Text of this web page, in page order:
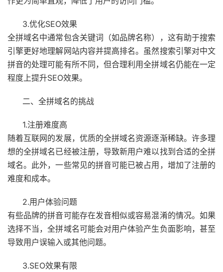
3.优化SEO效果
全拼域名中通常包含关键词（如品牌名称），这有助于搜索
引擎更好地理解网站内容并提高排名。虽然搜索引擎对中文
拼音的处理可能有所不同，但合理利用全拼域名仍能在一定
程度上提升SEO效果。
二、全拼域名的挑战
1.注册难度高
随着互联网的发展，优质的全拼域名资源逐渐稀缺。许多理
想的全拼域名已经被注册，导致新用户难以找到合适的全拼
域名。此外，一些常见的拼音可能已被占用，增加了注册的
难度和成本。
2.用户体验问题
有些品牌的拼音可能存在发音相似或容易混淆的情况。如果
选择不当，全拼域名可能会对用户体验产生负面影响，甚至
导致用户误输入或其他问题。
3.SEO效果有限